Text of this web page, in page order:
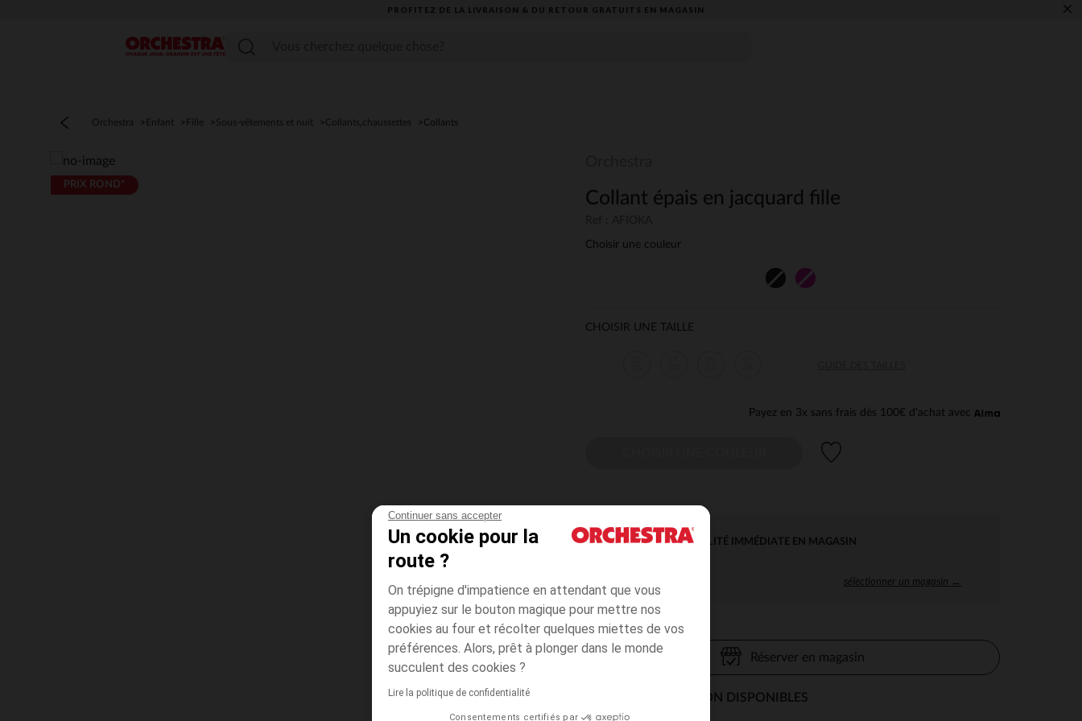
Continuer sans accepter
Un cookie pour la
route ?
On trépigne d'impatience en attendant que vous
appuyiez sur le bouton magique pour mettre nos
cookies au four et récolter quelques miettes de vos
préférences. Alors, prêt à plonger dans le monde
succulent des cookies ?
Lire la politique de confidentialité
Consentements certifiés par
PROFITEZ DE LA LIVRAISON & DU RETOUR GRATUITS EN MAGASIN​ ×
Menu
Orchestra Enfant Fille Sous-vêtements et nuit Collants,chaussettes Collants
PRIX ROND*
Collant épais en jacquard fille
Choisir une couleur
CHOISIR UNE TAILLE
Payez en 3x sans frais dès 100€ d'achat avec
DISPONIBILITÉ IMMÉDIATE EN MAGASIN
sélectionner un magasin →
Réserver en magasin
MODES DE LIVRAISON DISPONIBLES